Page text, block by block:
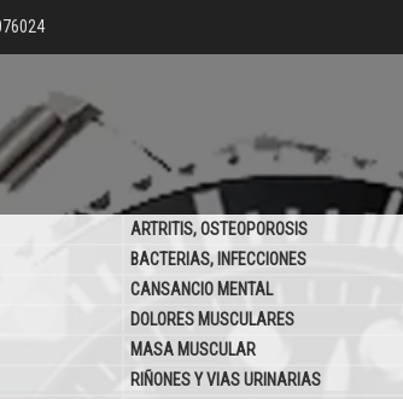
ARTRITIS, OSTEOPOROSIS
BACTERIAS, INFECCIONES
CANSANCIO MENTAL
DOLORES MUSCULARES
MASA MUSCULAR
RIÑONES Y VIAS URINARIAS